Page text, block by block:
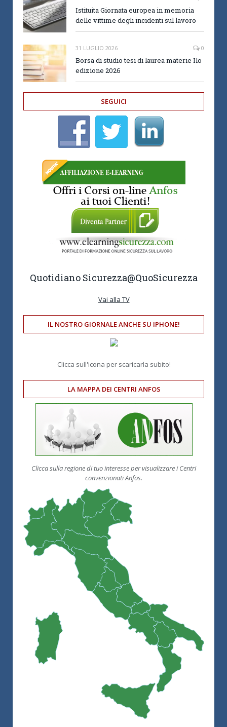
Istituita Giornata europea in memoria
delle vittime degli incidenti sul lavoro
31 LUGLIO 2026 0
Borsa di studio tesi di laurea materie Ilo
edizione 2026
SEGUICI
Quotidiano Sicurezza@QuoSicurezza
Vai alla TV
IL NOSTRO GIORNALE ANCHE SU IPHONE!
Clicca sull'icona per scaricarla subito!
LA MAPPA DEI CENTRI ANFOS
Clicca sulla regione di tuo interesse per visualizzare i Centri
convenzionati Anfos.